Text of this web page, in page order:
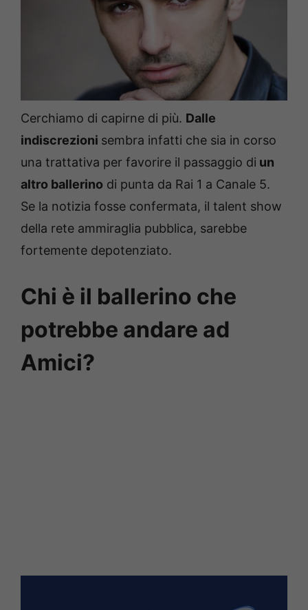
Cerchiamo di capirne di più. Dalle
indiscrezioni sembra infatti che sia in corso
una trattativa per favorire il passaggio di un
altro ballerino di punta da Rai 1 a Canale 5.
Se la notizia fosse confermata, il talent show
della rete ammiraglia pubblica, sarebbe
fortemente depotenziato.
Chi è il ballerino che
potrebbe andare ad
Amici?